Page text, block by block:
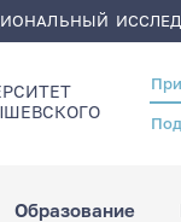
menu
Образование